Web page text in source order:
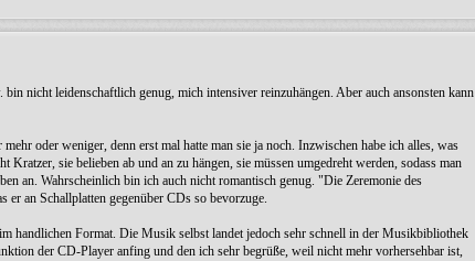
nicht leidenschaftlich genug, mich intensiver reinzuhängen. Aber auch ansonsten kann
oder weniger, denn erst mal hatte man sie ja noch. Inzwischen habe ich alles, was
sie belieben ab und an zu hängen, sie müssen umgedreht werden, sodass man
an. Wahrscheinlich bin ich auch nicht romantisch genug. "Die Zeremonie des
an Schallplatten gegenüber CDs so bevorzuge.
handlichen Format. Die Musik selbst landet jedoch sehr schnell in der Musikbibliothek
der CD-Player anfing und den ich sehr begrüße, weil nicht mehr vorhersehbar ist,